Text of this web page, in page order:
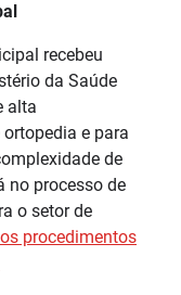
recebeu
da Saúde
alta
e para
de
no processo de
o setor de
procedimentos